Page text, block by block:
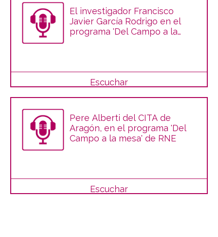
El investigador Francisco
Javier García Rodrigo en el
programa 'Del Campo a la
Escuchar
Pere Alberti del CITA de
Aragón, en el programa 'Del
Campo a la mesa' de RNE
Escuchar